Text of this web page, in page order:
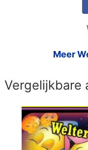
Meer
Vergelijkbare